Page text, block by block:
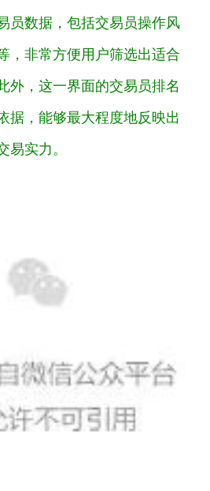
员数据，包括交易员操作风
，非常方便用户筛选出适合
外，这一界面的交易员排名
据，能够最大程度地反映出
易实力。